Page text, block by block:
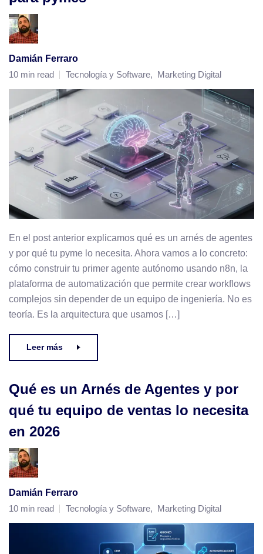
Damián Ferraro
10 min read
Tecnología y Software, Marketing Digital
En el post anterior explicamos qué es un arnés de agentes
y por qué tu pyme lo necesita. Ahora vamos a lo concreto:
cómo construir tu primer agente autónomo usando n8n, la
plataforma de automatización que permite crear workflows
complejos sin depender de un equipo de ingeniería. No es
teoría. Es la arquitectura que usamos […]
Leer más
Qué es un Arnés de Agentes y por
qué tu equipo de ventas lo necesita
en 2026
Damián Ferraro
10 min read
Tecnología y Software, Marketing Digital